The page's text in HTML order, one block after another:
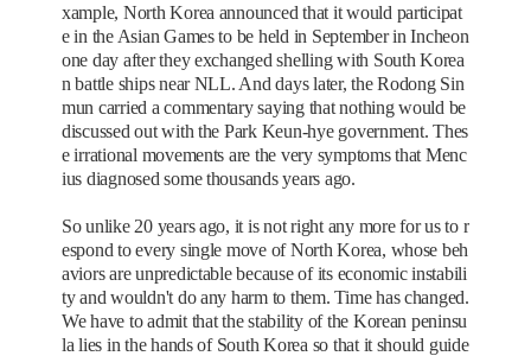
xample, North Korea announced that it would participat
e in the Asian Games to be held in September in Incheon
one day after they exchanged shelling with South Korea
n battle ships near NLL. And days later, the Rodong Sin
mun carried a commentary saying that nothing would be
discussed out with the Park Keun-hye government. Thes
e irrational movements are the very symptoms that Menc
ius diagnosed some thousands years ago.
So unlike 20 years ago, it is not right any more for us to r
espond to every single move of North Korea, whose beh
aviors are unpredictable because of its economic instabili
ty and wouldn't do any harm to them. Time has changed.
We have to admit that the stability of the Korean peninsu
la lies in the hands of South Korea so that it should guide